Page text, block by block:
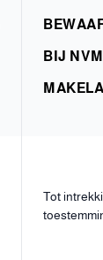
BIJ NVM
Tot